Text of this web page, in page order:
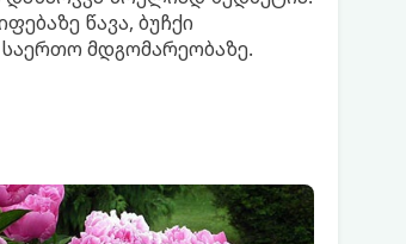
წავა, ბუჩქი
მდგომარეობაზე.